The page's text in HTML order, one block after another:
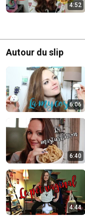
4:52
Autour du slip
6:06
6:40
4:44